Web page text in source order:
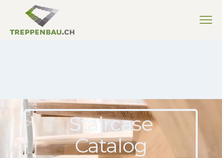
Staircase
Catalog